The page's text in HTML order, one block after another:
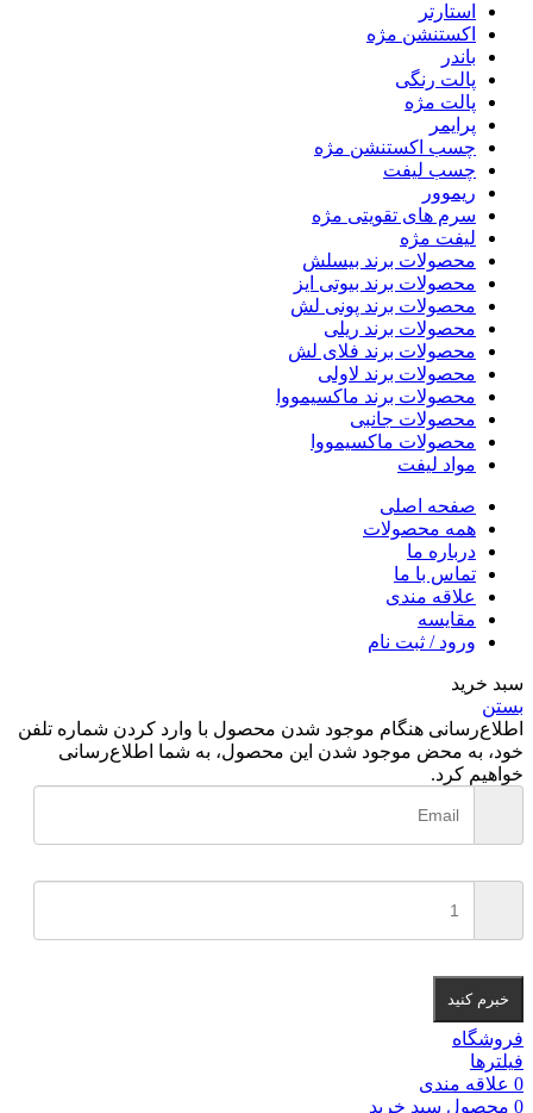
استارتر
اکستنشن مژه
باندر
پالت رنگی
پالت مژه
پرایمر
چسب اکستنشن مژه
چسب لیفت
ریموور
سرم های تقویتی مژه
لیفت مژه
محصولات برند بیسلش
محصولات برند بیوتی ایز
محصولات برند پونی لش
محصولات برند ریلی
محصولات برند فلای لش
محصولات برند لاولی
محصولات برند ماکسیمووا
محصولات جانبی
محصولات ماکسیمووا
مواد لیفت
صفحه اصلی
همه محصولات
درباره ما
تماس با ما
علاقه مندی
مقایسه
ورود / ثبت نام
سبد خرید
بستن
اطلاع‌رسانی هنگام موجود شدن محصول با وارد کردن شماره تلفن
خود، به محض موجود شدن این محصول، به شما اطلاع‌رسانی
خواهیم کرد.
خبرم کنید
فروشگاه
فیلترها
0 علاقه مندی
0 محصول سبد خرید